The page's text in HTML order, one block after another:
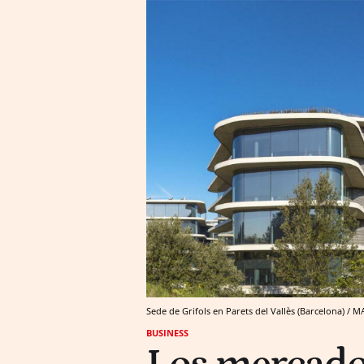
Sede de Grifols en Parets del Vallès (Barcelona) /
BUSINESS